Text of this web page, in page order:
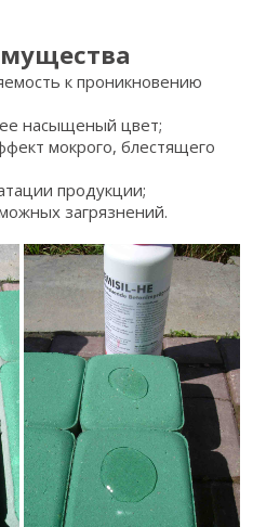
к проникновению
насыщеный цвет;
мокрого, блестящего
продукции;
загрязнений.